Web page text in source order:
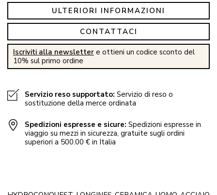
ULTERIORI INFORMAZIONI
CONTATTACI
Iscriviti alla newsletter e ottieni un codice sconto del
10% sul primo ordine
Servizio reso supportato: Servizio di reso o
sostituzione della merce ordinata
Spedizioni espresse e sicure: Spedizioni espresse in
viaggio su mezzi in sicurezza, gratuite sugli ordini
superiori a 500.00 € in Italia